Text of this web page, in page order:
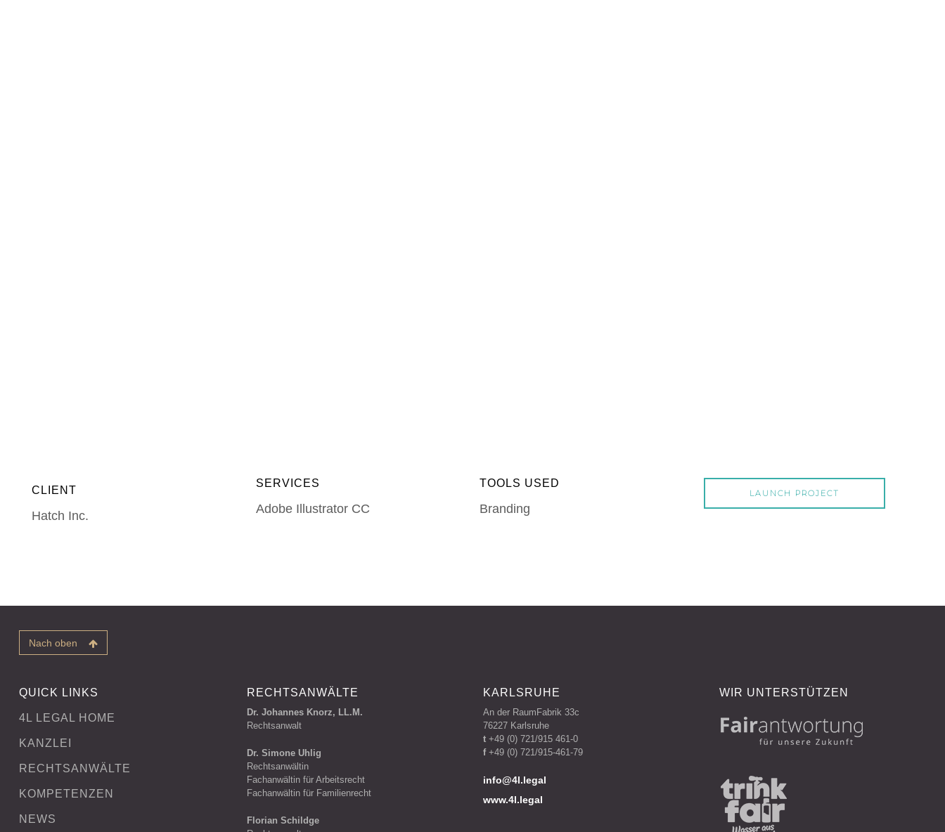
CLIENT
Hatch Inc.
SERVICES
Adobe Illustrator CC
TOOLS USED
Branding
LAUNCH PROJECT
Nach oben
QUICK LINKS
4L LEGAL HOME
KANZLEI
RECHTSANWÄLTE
KOMPETENZEN
NEWS
RECHTSANWÄLTE
Dr. Johannes Knorz, LL.M.
Rechtsanwalt
Dr. Simone Uhlig
Rechtsanwältin
Fachanwältin für Arbeitsrecht
Fachanwältin für Familienrecht
Florian Schildge
KARLSRUHE
An der RaumFabrik 33c
76227 Karlsruhe
t +49 (0) 721/915 461-0
f+49 (0) 721/915-461-79
info
www.4l.legal
WIR UNTERSTÜTZEN